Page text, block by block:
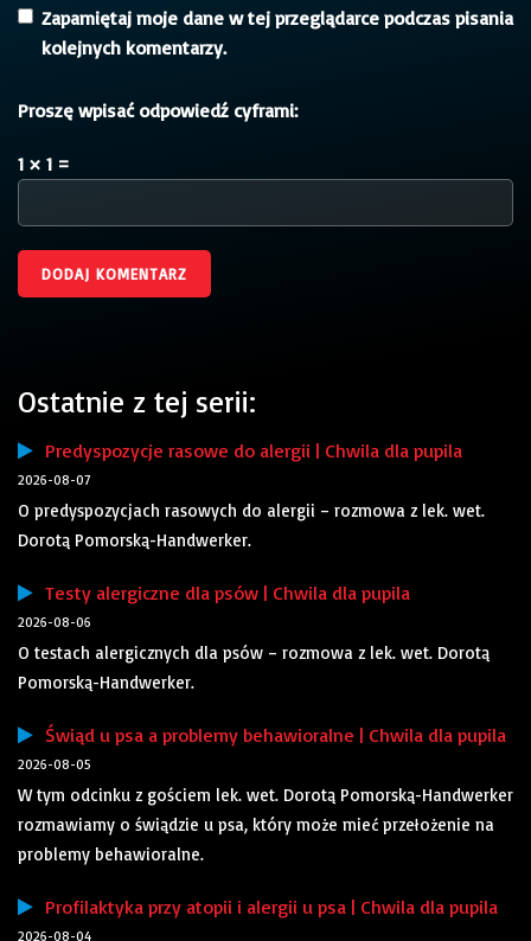
Zapamiętaj moje dane w tej przeglądarce podczas pisania
kolejnych komentarzy.
Proszę wpisać odpowiedź cyframi:
1 × 1 =
Ostatnie z tej serii:
Predyspozycje rasowe do alergii | Chwila dla pupila
2026-08-07
O predyspozycjach rasowych do alergii – rozmowa z lek. wet.
Dorotą Pomorską-Handwerker.
Testy alergiczne dla psów | Chwila dla pupila
2026-08-06
O testach alergicznych dla psów – rozmowa z lek. wet. Dorotą
Pomorską-Handwerker.
Świąd u psa a problemy behawioralne | Chwila dla pupila
2026-08-05
W tym odcinku z gościem lek. wet. Dorotą Pomorską-Handwerker
rozmawiamy o świądzie u psa, który może mieć przełożenie na
problemy behawioralne.
Profilaktyka przy atopii i alergii u psa | Chwila dla pupila
2026-08-04